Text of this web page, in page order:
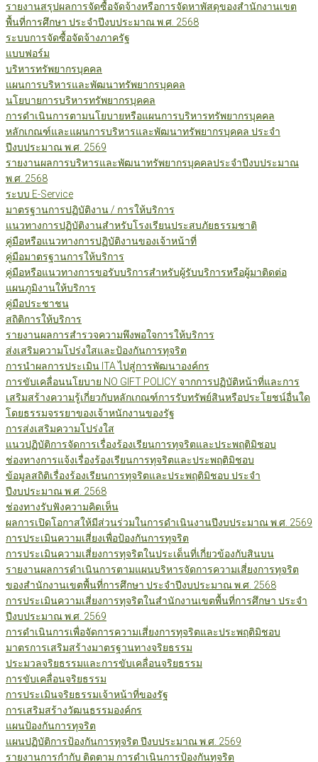
รายงานสรุปผลการจัดซื้อจัดจ้างหรือการจัดหาพัสดุของสำนักงานเขต
พื้นที่การศึกษา ประจำปีงบประมาณ พ.ศ. 2568
ระบบการจัดซื้อจัดจ้างภาครัฐ
แบบฟอร์ม
บริหารทรัพยากรบุคคล
แผนการบริหารและพัฒนาทรัพยากรบุคคล
นโยบายการบริหารทรัพยากรบุคคล
การดำเนินการตามนโยบายหรือแผนการบริหารทรัพยากรบุคคล
หลักเกณฑ์และแผนการบริหารและพัฒนาทรัพยากรบุคคล ประจำ
ปีงบประมาณ พ.ศ. 2569
รายงานผลการบริหารและพัฒนาทรัพยากรบุคคลประจำปีงบประมาณ
พ.ศ. 2568
ระบบ E-Service
มาตรฐานการปฏิบัติงาน / การให้บริการ
แนวทางการปฏิบัติงานสำหรับโรงเรียนประสบภัยธรรมชาติ
คู่มือหรือแนวทางการปฏิบัติงานของเจ้าหน้าที่
คู่มือมาตรฐานการให้บริการ
คู่มือหรือแนวทางการขอรับบริการสำหรับผู้รับบริการหรือผู้มาติดต่อ
แผนภูมิงานให้บริการ
คู่มือประชาชน
สถิติการให้บริการ
รายงานผลการสำรวจความพึงพอใจการให้บริการ
ส่งเสริมความโปร่งใสและป้องกันการทุจริต
การนำผลการประเมิน ITA ไปสู่การพัฒนาองค์กร
การขับเคลื่อนนโยบาย NO GIFT POLICY จากการปฏิบัติหน้าที่และการ
เสริมสร้างความรู้เกี่ยวกับหลักเกณฑ์การรับทรัพย์สินหรือประโยชน์อื่นใด
โดยธรรมจรรยาของเจ้าหนักงานของรัฐ
การส่งเสริมความโปร่งใส
แนวปฏิบัติการจัดการเรื่องร้องเรียนการทุจริตและประพฤติมิชอบ
ช่องทางการแจ้งเรื่องร้องเรียนการทุจริตและประพฤติมิชอบ
ข้อมูลสถิติเรื่องร้องเรียนการทุจริตและประพฤติมิชอบ ประจำ
ปีงบประมาณ พ.ศ. 2568
ช่องทางรับฟังความคิดเห็น
ผลการเปิดโอกาสให้มีส่วนร่วมในการดำเนินงานปีงบประมาณ พ.ศ. 2569
การประเมินความเสี่ยงเพื่อป้องกันการทุจริต
การประเมินความเสี่ยงการทุจริตในประเด็นที่เกี่ยวข้องกับสินบน
รายงานผลการดำเนินการตามแผนบริหารจัดการความเสี่ยงการทุจริต
ของสำนักงานเขตพื้นที่การศึกษา ประจำปีงบประมาณ พ.ศ. 2568
การประเมินความเสี่ยงการทุจริตในสำนักงานเขตพื้นที่การศึกษา ประจำ
ปีงบประมาณ พ.ศ. 2569
การดำเนินการเพื่อจัดการความเสี่ยงการทุจริตและประพฤติมิชอบ
มาตรการเสริมสร้างมาตรฐานทางจริยธรรม
ประมวลจริยธรรมและการขับเคลื่อนจริยธรรม
การขับเคลื่อนจริยธรรม
การประเมินจริยธรรมเจ้าหน้าที่ของรัฐ
การเสริมสร้างวัฒนธรรมองค์กร
แผนป้องกันการทุจริต
แผนปฏิบัติการป้องกันการทุจริต ปีงบประมาณ พ.ศ. 2569
รายงานการกำกับ ติดตาม การดำเนินการป้องกันทุจริต